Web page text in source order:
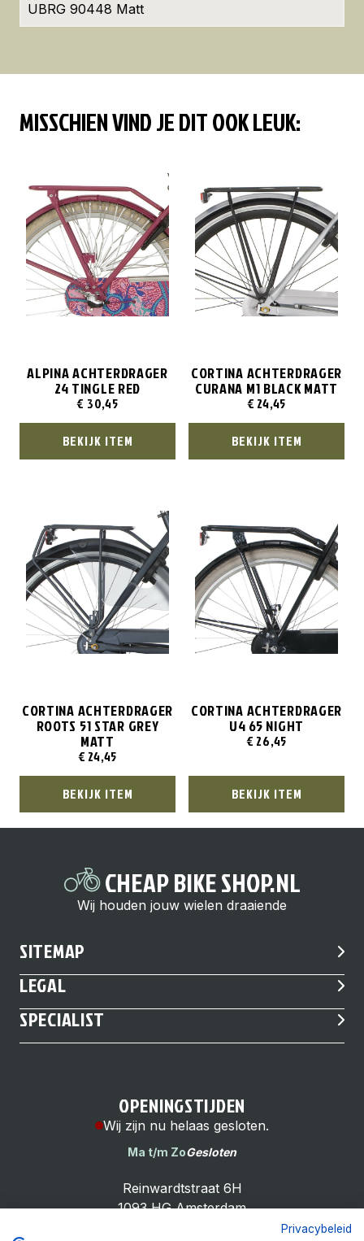
UBRG 90448 Matt
MISSCHIEN VIND JE DIT OOK LEUK:
ALPINA ACHTERDRAGER
24 TINGLE RED
€ 30,45
BEKIJK ITEM
CORTINA ACHTERDRAGER
CURANA M1 BLACK MATT
€ 24,45
BEKIJK ITEM
CORTINA ACHTERDRAGER
ROOTS 51 STAR GREY
MATT
€ 24,45
BEKIJK ITEM
CORTINA ACHTERDRAGER
U4 65 NIGHT
€ 26,45
BEKIJK ITEM
CHEAP BIKE SHOP.NL
Wij houden jouw wielen draaiende
SITEMAP
LEGAL
SPECIALIST
OPENINGSTIJDEN
Wij zijn nu helaas gesloten.
Ma t/m ZoGesloten
Reinwardtstraat 6H
1093 HG Amsterdam
Privacybeleid